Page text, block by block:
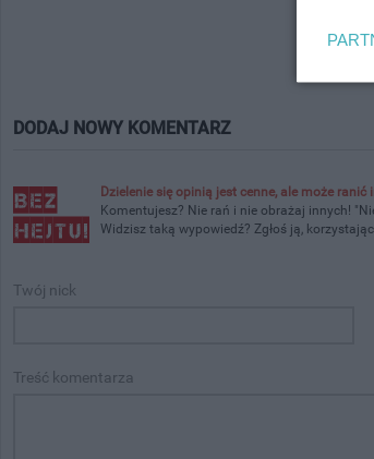
DODAJ NOWY KOMENTARZ
Dzielenie się opinią jest cenne, ale może ranić
Komentujesz? Nie rań i nie obrażaj innych!
Widzisz taką wypowiedź? Zgłoś ją,
Twój nick
Treść komentarza